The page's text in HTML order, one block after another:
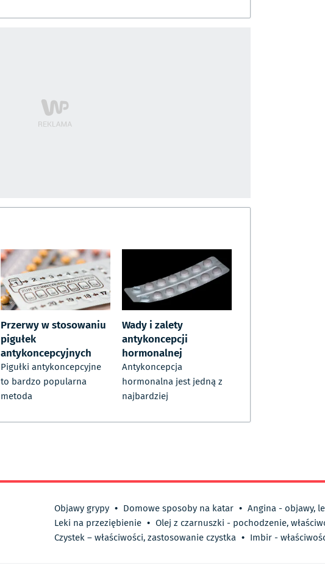
Przerwy w stosowaniu
pigułek
antykoncepcyjnych
Pigułki antykoncepcyjne
to bardzo popularna
metoda
Wady i zalety
antykoncepcji
hormonalnej
Antykoncepcja
hormonalna jest jedną z
najbardziej
Objawy grypy • Domowe sposoby na katar • Angina - objawy,
Leki na przeziębienie • Olej z czarnuszki - pochodzenie,
Czystek – właściwości, zastosowanie czystka • Imbir -